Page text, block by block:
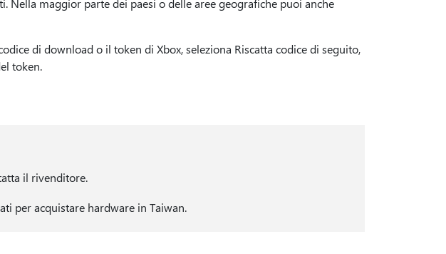
Nella maggior parte dei paesi o delle aree geografiche puoi anche
di download o il token di Xbox, seleziona Riscatta codice di seguito,
token.
il rivenditore.
per acquistare hardware in Taiwan.